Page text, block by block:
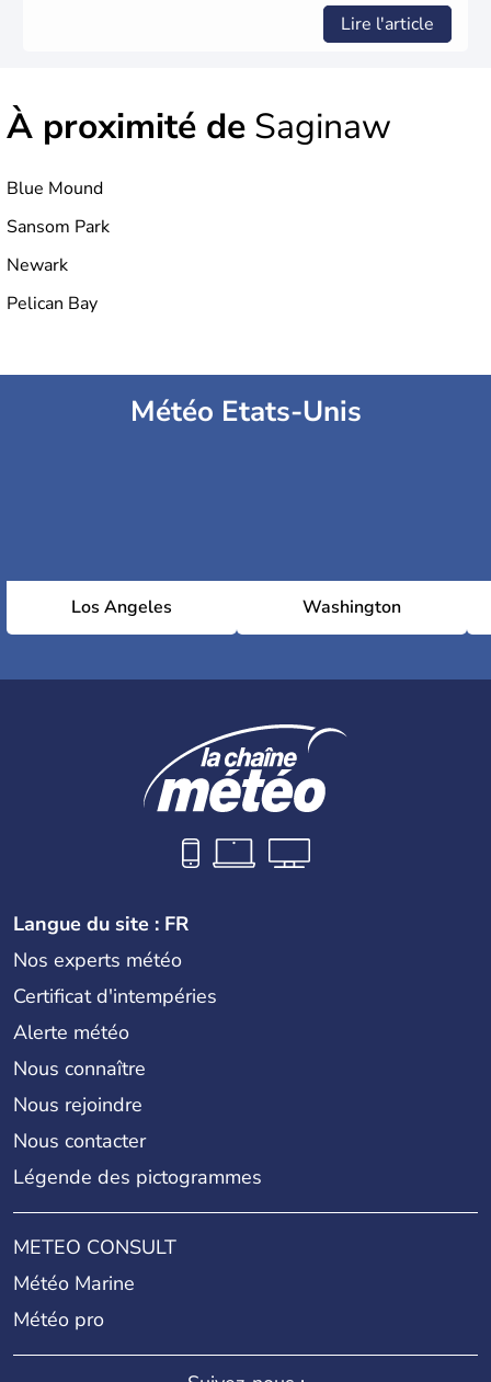
Lire l'article
À proximité de Saginaw
Blue Mound
Sansom Park
Newark
Pelican Bay
Météo Etats-Unis
Los Angeles Washington
Langue du site : FR
Nos experts météo
Certificat d'intempéries
Alerte météo
Nous connaître
Nous rejoindre
Nous contacter
Légende des pictogrammes
METEO CONSULT
Météo Marine
Météo pro